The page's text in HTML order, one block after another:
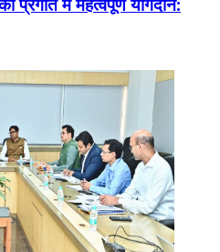
में महत्वपूर्ण योगदान: